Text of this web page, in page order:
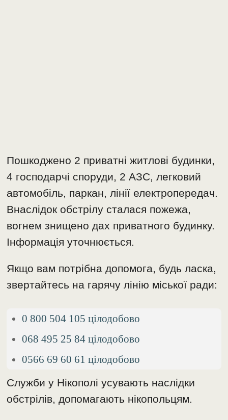
Пошкоджено 2 приватні житлові будинки,
4 господарчі споруди, 2 АЗС, легковий
автомобіль, паркан, лінії електропередач.
Внаслідок обстрілу сталася пожежа,
вогнем знищено дах приватного будинку.
Інформація уточнюється.
Якщо вам потрібна допомога, будь ласка,
звертайтесь на гарячу лінію міської ради:
0 800 504 105 цілодобово
068 495 25 84 цілодобово
0566 69 60 61 цілодобово
Служби у Нікополі усувають наслідки
обстрілів, допомагають нікопольцям.